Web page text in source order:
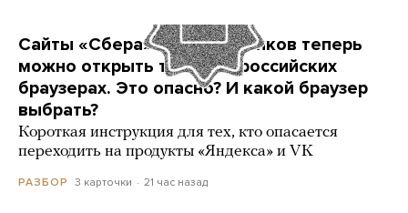
Сайты «Сбера» и других банков теперь
можно открыть только в российских
браузерах. Это опасно? И какой браузер
выбрать?
Короткая инструкция для тех, кто опасается
переходить на продукты «Яндекса» и VK
РАЗБОР 3 карточки 21 час назад